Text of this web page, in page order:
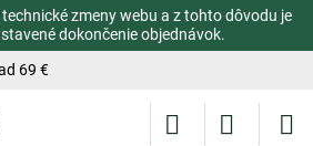
zmeny webu a z tohto dôvodu je
dokončenie objednávok.
69 €